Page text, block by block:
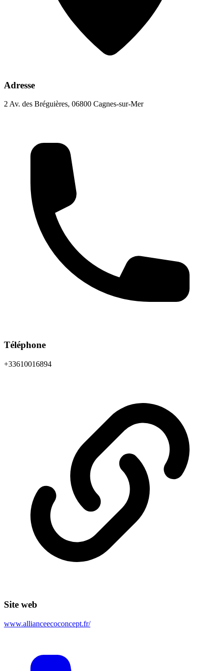
Adresse
2 Av. des Bréguières, 06800 Cagnes-sur-Mer
Téléphone
+33610016894
Site web
www.allianceecoconcept.fr/